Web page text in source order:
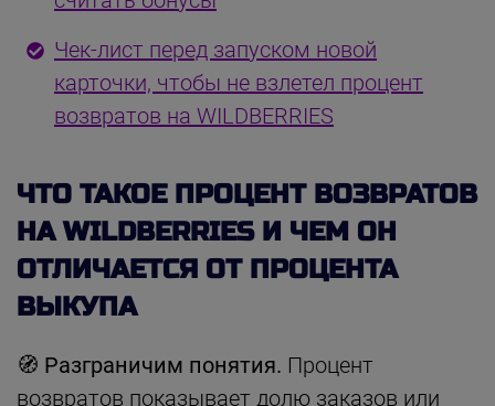
Чек-лист перед запуском новой
карточки, чтобы не взлетел процент
возвратов на WILDBERRIES
ЧТО ТАКОЕ ПРОЦЕНТ ВОЗВРАТОВ
НА WILDBERRIES И ЧЕМ ОН
ОТЛИЧАЕТСЯ ОТ ПРОЦЕНТА
ВЫКУПА
🧭 Разграничим понятия. Процент
возвратов показывает долю заказов или